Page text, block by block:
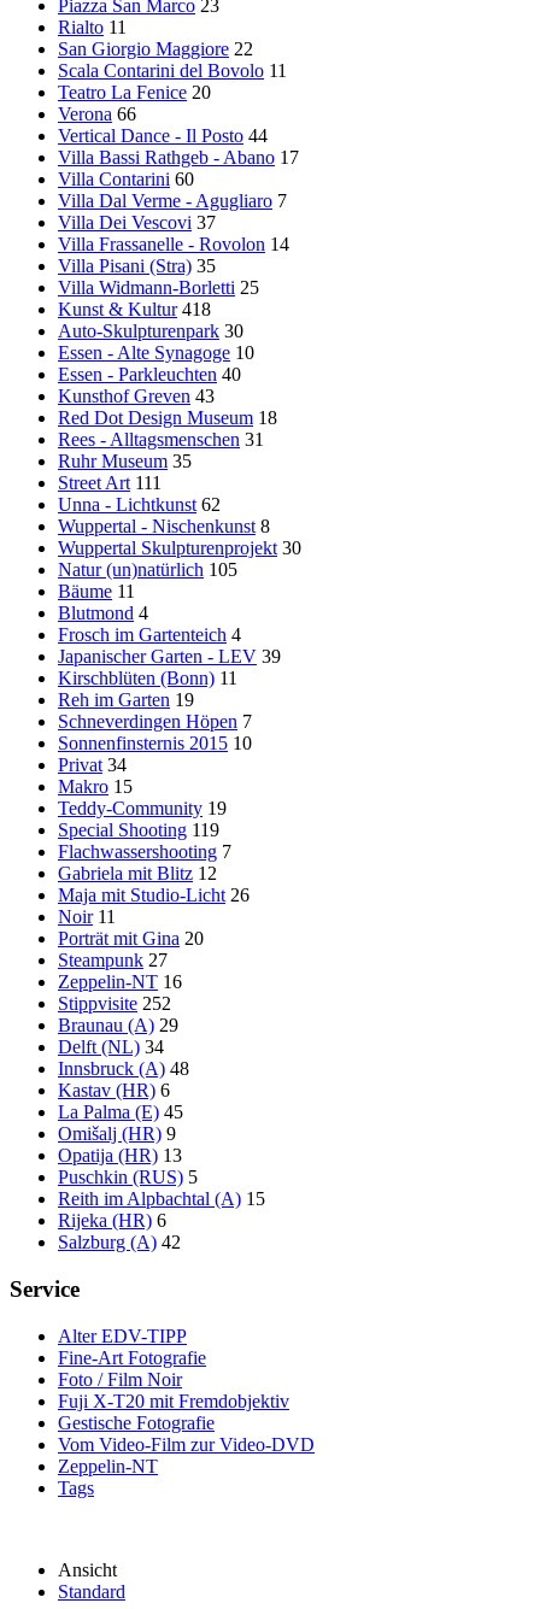
Piazza San Marco 23
Rialto 11
San Giorgio Maggiore 22
Scala Contarini del Bovolo 11
Teatro La Fenice 20
Verona 66
Vertical Dance - Il Posto 44
Villa Bassi Rathgeb - Abano 17
Villa Contarini 60
Villa Dal Verme - Agugliaro 7
Villa Dei Vescovi 37
Villa Frassanelle - Rovolon 14
Villa Pisani (Stra) 35
Villa Widmann-Borletti 25
Kunst & Kultur 418
Auto-Skulpturenpark 30
Essen - Alte Synagoge 10
Essen - Parkleuchten 40
Kunsthof Greven 43
Red Dot Design Museum 18
Rees - Alltagsmenschen 31
Ruhr Museum 35
Street Art 111
Unna - Lichtkunst 62
Wuppertal - Nischenkunst 8
Wuppertal Skulpturenprojekt 30
Natur (un)natürlich 105
Bäume 11
Blutmond 4
Frosch im Gartenteich 4
Japanischer Garten - LEV 39
Kirschblüten (Bonn) 11
Reh im Garten 19
Schneverdingen Höpen 7
Sonnenfinsternis 2015 10
Privat 34
Makro 15
Teddy-Community 19
Special Shooting 119
Flachwassershooting 7
Gabriela mit Blitz 12
Maja mit Studio-Licht 26
Noir 11
Porträt mit Gina 20
Steampunk 27
Zeppelin-NT 16
Stippvisite 252
Braunau (A) 29
Delft (NL) 34
Innsbruck (A) 48
Kastav (HR) 6
La Palma (E) 45
Omišalj (HR) 9
Opatija (HR) 13
Puschkin (RUS) 5
Reith im Alpbachtal (A) 15
Rijeka (HR) 6
Salzburg (A) 42
Service
Alter EDV-TIPP
Fine-Art Fotografie
Foto / Film Noir
Fuji X-T20 mit Fremdobjektiv
Gestische Fotografie
Vom Video-Film zur Video-DVD
Zeppelin-NT
Tags
Ansicht
Standard